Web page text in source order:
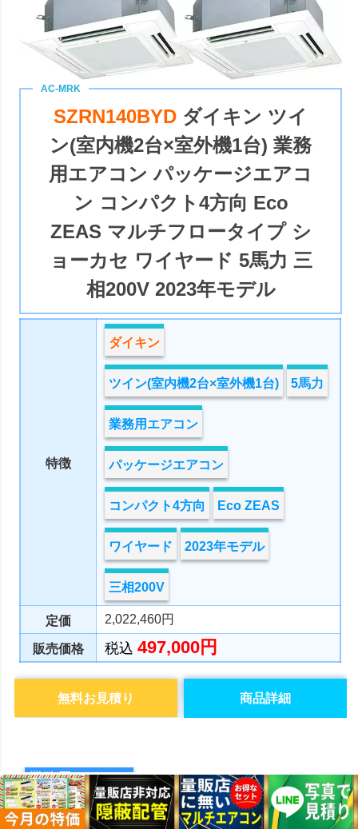
SZRN140BYD ダイキン ツイ
ン(室内機2台×室外機1台) 業務
用エアコン パッケージエアコ
ン コンパクト4方向 Eco
ZEAS マルチフロータイプ シ
ョーカセ ワイヤード 5馬力 三
相200V 2023年モデル
特徴
ダイキン
ツイン(室内機2台×室外機1台) 5馬力
業務用エアコン
パッケージエアコン
コンパクト4方向 Eco ZEAS
ワイヤード 2023年モデル
三相200V
定価 2,022,460円
販売価格 税込497,000円
商品詳細
無料お見積り
業務用エアコン